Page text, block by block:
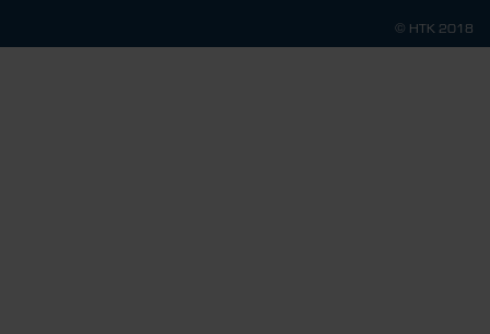
© HTK 2018